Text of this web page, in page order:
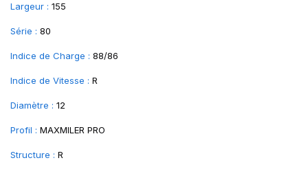
Largeur : 155
Série : 80
Indice de Charge : 88/86
Indice de Vitesse : R
Diamètre : 12
Profil : MAXMILER PRO
Structure : R